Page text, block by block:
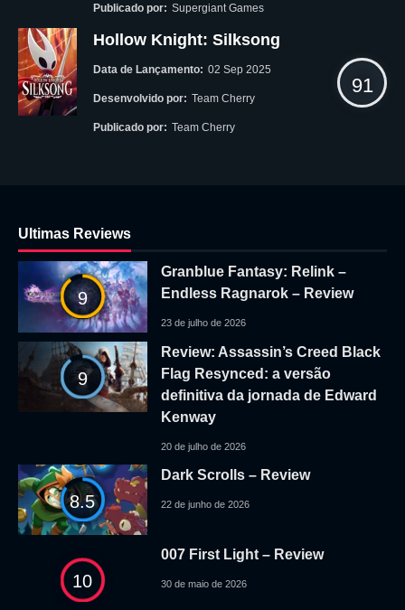
Publicado por: Supergiant Games
Hollow Knight: Silksong
Data de Lançamento: 02 Sep 2025
Desenvolvido por: Team Cherry
Publicado por: Team Cherry
91
Ultimas Reviews
9
Granblue Fantasy: Relink –
Endless Ragnarok – Review
23 de julho de 2026
9
Review: Assassin’s Creed Black
Flag Resynced: a versão
definitiva da jornada de Edward
Kenway
20 de julho de 2026
8.5
Dark Scrolls – Review
22 de junho de 2026
10
007 First Light – Review
30 de maio de 2026